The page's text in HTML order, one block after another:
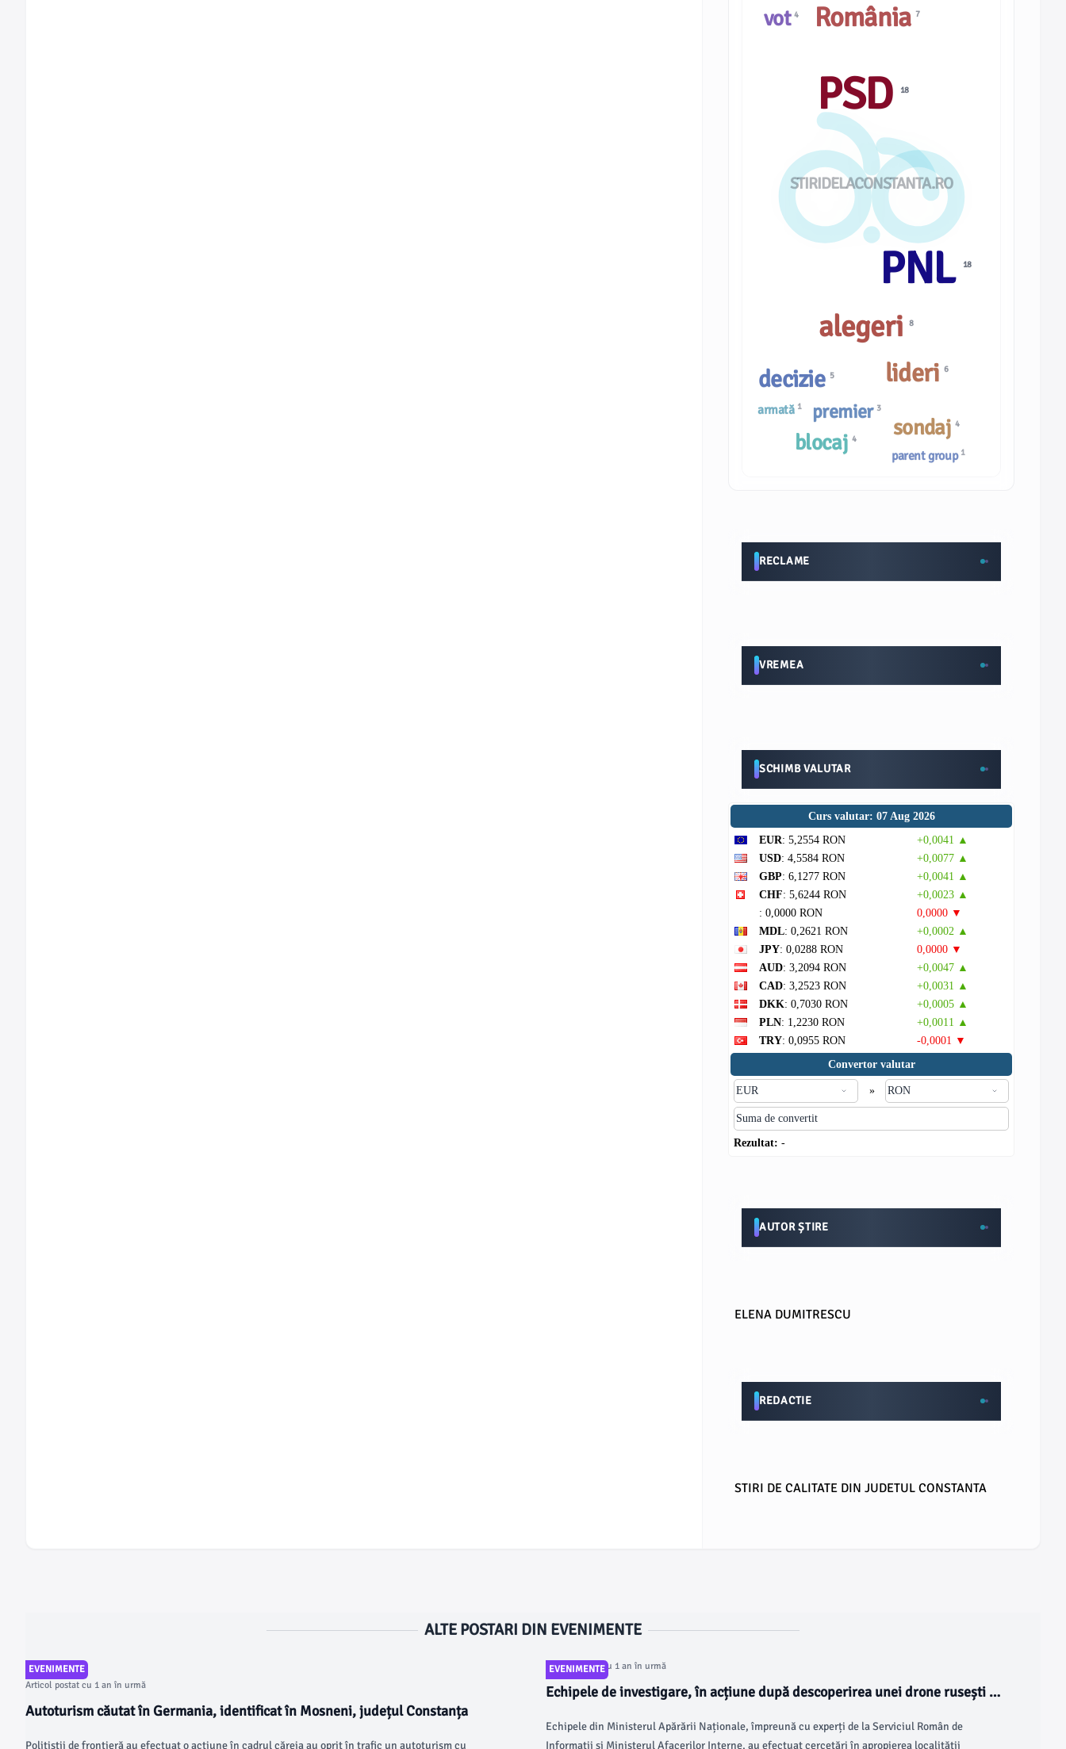
STIRIDELACONSTANTA.RO
armată 1
parent group 1
lideri6
sondaj4
blocaj4
PSD 18
alegeri 8
decizie 5
PNL 18
vot4
premier 3
România7
RECLAME
VREMEA
SCHIMB VALUTAR
Curs valutar: 07 Aug 2026
EUR: 5,2554 RON
+0,0041 ▲
USD: 4,5584 RON
+0,0077 ▲
GBP: 6,1277 RON
+0,0041 ▲
CHF: 5,6244 RON
+0,0023 ▲
: 0,0000 RON
0,0000 ▼
MDL: 0,2621 RON
+0,0002 ▲
JPY: 0,0288 RON
0,0000 ▼
AUD: 3,2094 RON
+0,0047 ▲
CAD: 3,2523 RON
+0,0031 ▲
DKK: 0,7030 RON
+0,0005 ▲
PLN: 1,2230 RON
+0,0011 ▲
TRY: 0,0955 RON
-0,0001 ▼
Convertor valutar
»
Rezultat: -
AUTOR ȘTIRE
ELENA DUMITRESCU
REDACTIE
STIRI DE CALITATE DIN JUDETUL CONSTANTA
ALTE POSTARI DIN EVENIMENTE
EVENIMENTE
Articol postat cu 1 an în urmă
Autoturism căutat în Germania, identificat în Mosneni, județul Constanța
Polițiștii de frontieră au efectuat o acțiune în cadrul căreia au oprit în trafic un autoturism cu
EVENIMENTE
Articol postat cu 1 an în urmă
Echipele de investigare, în acțiune după descoperirea unei drone rusești în
Echipele din Ministerul Apărării Naționale, împreună cu experți de la Serviciul Român de
Informații și Ministerul Afacerilor Interne, au efectuat cercetări în apropierea localității